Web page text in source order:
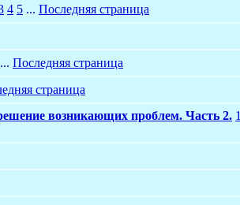
4 5 ... Последняя страница
... Последняя страница
страница
возникающих проблем. Часть 2. 1